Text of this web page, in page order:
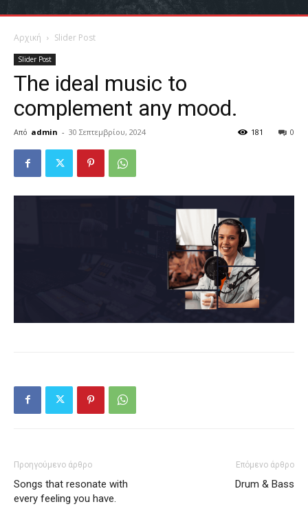
Αρχική Slider Post
Slider Post
The ideal music to
complement any mood.
Από admin - 30 Σεπτεμβρίου, 2024 0
181
Προηγούμενο άρθρο
Songs that resonate with
every feeling you have.
Επόμενο άρθρο
Drum & Bass